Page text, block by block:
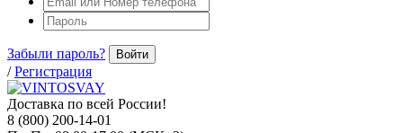
Забыли пароль? Войти
/ Регистрация
Доставка по всей России!
8 (800) 200-14-01